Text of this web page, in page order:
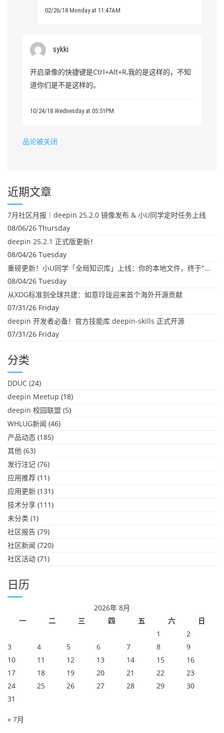
02/26/18 Monday at 11:47AM
sykki
开启录像的快捷键是Ctrl+Alt+R,我的是这样的，不知
道你们是不是这样的。
10/24/18 Wednesday at 05:51PM
品论被关闭
近期文章
7月社区月报｜deepin 25.2.0 镜像发布 & 小U同学定时任务上线
08/06/26 Thursday
deepin 25.2.1 正式版更新！
08/04/26 Tuesday
重磅更新！小U同学「全局知识库」上线：你的本地文件，终于"活"起来了
08/04/26 Tuesday
从XDG标准到全球共建：如意玲珑迎来首个海外开源贡献
07/31/26 Friday
deepin 开发者必备！官方技能库 deepin-skills 正式开源
07/31/26 Friday
分类
DDUC (24)
deepin Meetup (18)
deepin 校园联盟 (5)
WHLUG新闻 (46)
产品动态 (185)
其他 (63)
发行注记 (76)
应用推荐 (11)
应用更新 (131)
技术分享 (111)
未分类 (1)
社区报告 (79)
社区新闻 (720)
社区活动 (71)
日历
2026年 8月
一
二 三 四 五 六
日
1
2
3
4 5 6 7 8
9
10
11 12 13 14 15
16
17
18 19 20 21 22
23
24
25 26 27 28 29
30
31
« 7月